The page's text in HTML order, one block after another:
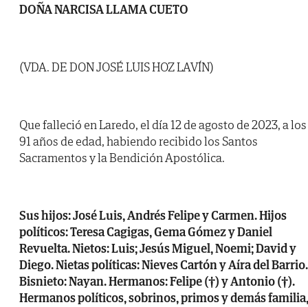
DOÑA NARCISA LLAMA CUETO
(VDA. DE DON JOSÉ LUIS HOZ LAVÍN)
Que falleció en Laredo, el día 12 de agosto de 2023, a los
91 años de edad, habiendo recibido los Santos
Sacramentos y la Bendición Apostólica.
Sus hijos: José Luis, Andrés Felipe y Carmen. Hijos
políticos: Teresa Cagigas, Gema Gómez y Daniel
Revuelta. Nietos: Luis; Jesús Miguel, Noemi; David y
Diego. Nietas políticas: Nieves Cartón y Aíra del Barrio.
Bisnieto: Nayan. Hermanos: Felipe (†) y Antonio (†).
Hermanos políticos, sobrinos, primos y demás familia,